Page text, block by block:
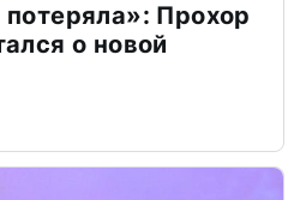
Прохор
о новой